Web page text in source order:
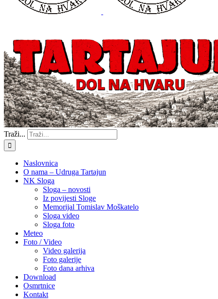
Traži...
Naslovnica
O nama – Udruga Tartajun
NK Sloga
Sloga – novosti
Iz povijesti Sloge
Memorijal Tomislav Moškatelo
Sloga video
Sloga foto
Meteo
Foto / Video
Video galerija
Foto galerije
Foto dana arhiva
Download
Osmrtnice
Kontakt